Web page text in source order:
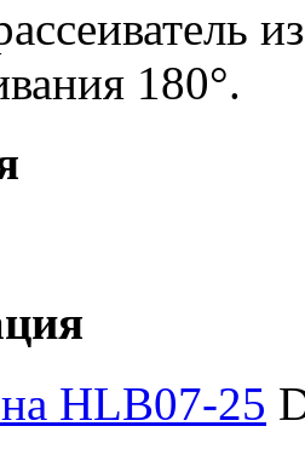
180°.
HLB07-25